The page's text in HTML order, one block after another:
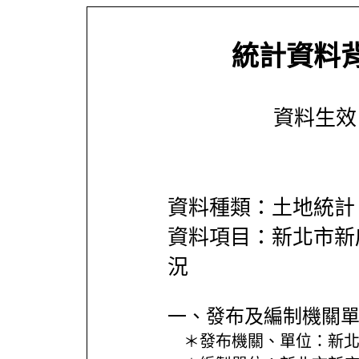
統計資料
資料生
資料種類：土地統計
資料項目：新北市
況
一、發布及編制機關
＊發布機關、單位： 新